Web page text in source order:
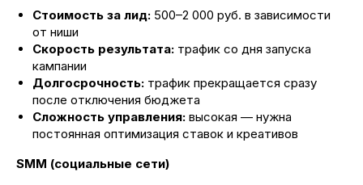
Стоимость за лид: 500–2 000 руб. в зависимости
от ниши
Скорость результата: трафик со дня запуска
кампании
Долгосрочность: трафик прекращается сразу
после отключения бюджета
Сложность управления: высокая — нужна
постоянная оптимизация ставок и креативов
SMM (социальные сети)